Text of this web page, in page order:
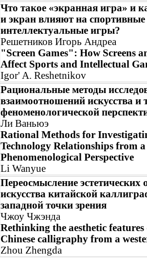
Что такое «экранная игра» и
и экран влияют на
интеллектуальные игры?
Решетников Игорь Андреа
"Screen Games": How Screens
Affect Sports and Intellectual
Igor' A. Reshetnikov
Рациональные методы
взаимоотношений искусства и
феноменологической
Ли Ваньюэ
Rational Methods for
Technology Relationships from a
Phenomenological Perspective
Li Wanyue
Переосмысление эстетических
искусства китайской
западной точки зрения
Чжоу Чжэнда
Rethinking the aesthetic
Chinese calligraphy from a
Zhou Zhengda